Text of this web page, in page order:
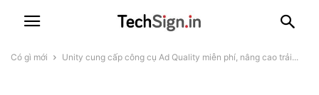
Có gì mới Unity cung cấp công cụ Ad Quality miễn phí, nâng cao trải...